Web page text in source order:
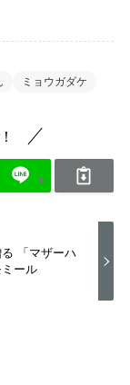
ミョウガダケ
「マザーハ
ール